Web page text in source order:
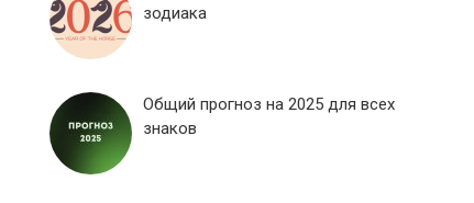
зодиака
Общий прогноз на 2025 для всех
знаков